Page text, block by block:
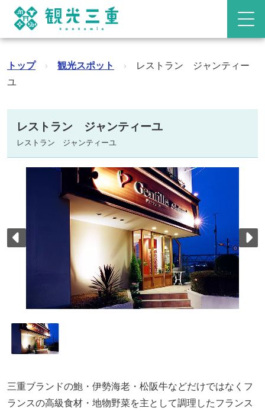
トップ › 観光スポット ›
レストラン ジャンティー
ユ
レストラン ジャンティーユ
レストラン ジャンティーユ
三重ブランドの鮑・伊勢海老・松阪牛などだけではなくフ
ランスの高級食材・地物野菜を主として調理したフランス